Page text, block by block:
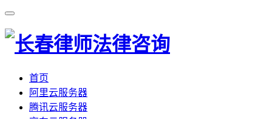
首页
阿里云服务器
腾讯云服务器